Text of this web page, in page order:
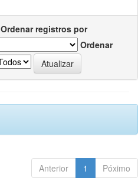
Ordenar registros por
Ordenar
Anterior 1 Póximo